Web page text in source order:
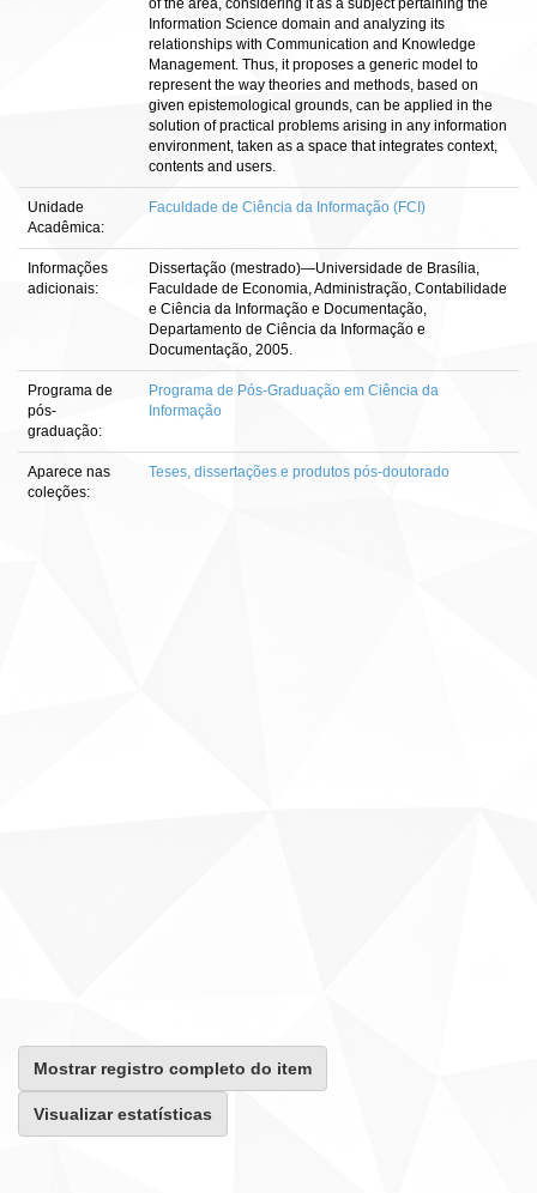
of the area, considering it as a subject pertaining the
Information Science domain and analyzing its
relationships with Communication and Knowledge
Management. Thus, it proposes a generic model to
represent the way theories and methods, based on
given epistemological grounds, can be applied in the
solution of practical problems arising in any information
environment, taken as a space that integrates context,
contents and users.
Unidade
Acadêmica:
Faculdade de Ciência da Informação (FCI)
Informações
adicionais:
Dissertação (mestrado)—Universidade de Brasília,
Faculdade de Economia, Administração, Contabilidade
e Ciência da Informação e Documentação,
Departamento de Ciência da Informação e
Documentação, 2005.
Programa de
pós-
graduação:
Programa de Pós-Graduação em Ciência da
Informação
Aparece nas
coleções:
Teses, dissertações e produtos pós-doutorado
Mostrar registro completo do item
Visualizar estatísticas